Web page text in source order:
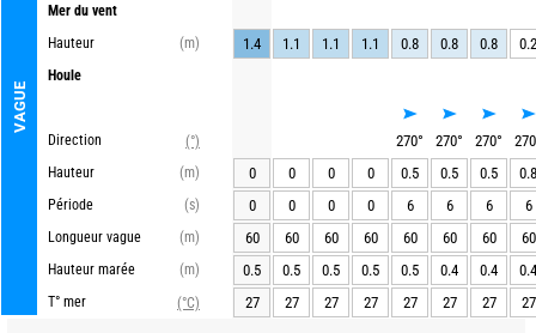
VAGUE
Mer du vent
Hauteur
(m)
Houle
Direction
(°)
Hauteur
(m)
Période
(s)
Longueur vague
(m)
Hauteur marée
(m)
T° mer
(°C)
1.4 1.1 1.1 1.1 0.8 0.8 0.8 0.2
270° 270° 270°
270
0
0 0 0 0.5 0.5 0.5
0.8
0
0 0 0 6 6 6
6
60
60 60 60 60 60 60
60
0.5
0.5 0.5 0.5 0.5 0.4 0.4
0.4
27
27 27 27 27 27 27 27